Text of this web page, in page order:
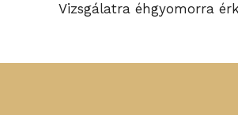
Vizsgálatra éhgyomorra